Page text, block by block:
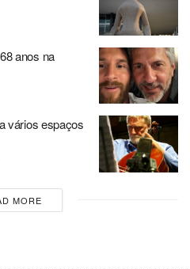
anos na
vários espaços
MORE